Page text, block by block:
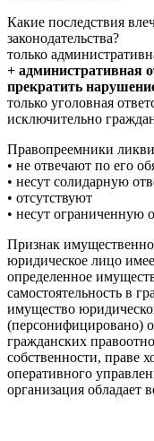
Какие последствия
законодательства?
только
+ административная
прекратить
только уголовная
исключительно
Правопреемники
• не отвечают по его
• несут солидарную
• отсутствуют
• несут ограниченную
Признак
юридическое лицо
определенное
самостоятельность в
имущество
(персонифицировано)
гражданских
собственности, праве
оперативного
организация